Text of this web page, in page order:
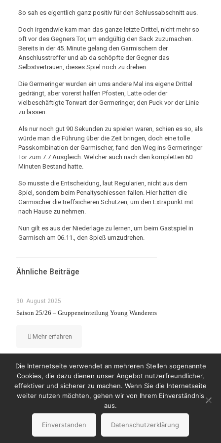
So sah es eigentlich ganz positiv für den Schlussabschnitt aus.
Doch irgendwie kam man das ganze letzte Drittel, nicht mehr so
oft vor des Gegners Tor, um endgültig den Sack zuzumachen.
Bereits in der 45. Minute gelang den Garmischern der
Anschlusstreffer und ab da schöpfte der Gegner das
Selbstvertrauen, dieses Spiel noch zu drehen.
Die Germeringer wurden ein ums andere Mal ins eigene Drittel
gedrängt, aber vorerst halfen Pfosten, Latte oder der
vielbeschäftigte Torwart der Germeringer, den Puck vor der Linie
zu lassen.
Als nur noch gut 90 Sekunden zu spielen waren, schien es so, als
würde man die Führung über die Zeit bringen, doch eine tolle
Passkombination der Garmischer, fand den Weg ins Germeringer
Tor zum 7:7 Ausgleich. Welcher auch nach den kompletten 60
Minuten Bestand hatte.
So musste die Entscheidung, laut Regularien, nicht aus dem
Spiel, sondern beim Penaltyschiessen fallen. Hier hatten die
Garmischer die treffsicheren Schützen, um den Extrapunkt mit
nach Hause zu nehmen.
Nun gilt es aus der Niederlage zu lernen, um beim Gastspiel in
Garmisch am 06.11., den Spieß umzudrehen.
Ähnliche Beiträge
30. August 2025
Saison 25/26 – Gruppeneinteilung Young Wanderers
Mehr erfahren
© Copyright 2023 by Wanderers Germering
Impressum
Datenschutzerklärung
Die Internetseite verwendet an mehreren Stellen sogenannte
Cookies, die dazu dienen unser Angebot nutzerfreundlicher,
effektiver und sicherer zu machen. Wenn Sie die Internetseite
weiter nutzen möchten, gehen wir von Ihrem Einverständnis
aus.
Einverstanden Datenschutzerklärung